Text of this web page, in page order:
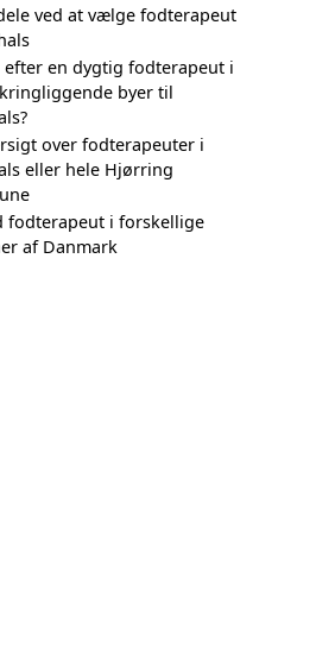
ved at vælge fodterapeut
efter en dygtig fodterapeut i
byer til
over fodterapeuter i
eller hele Hjørring
fodterapeut i forskellige
af Danmark